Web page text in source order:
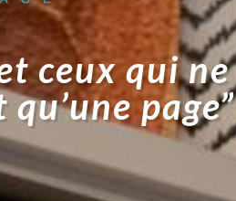
ceux qui ne
page”